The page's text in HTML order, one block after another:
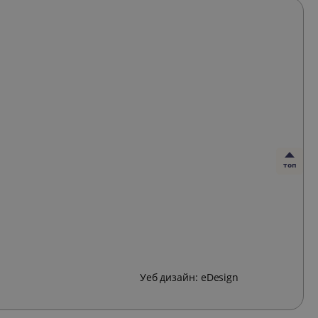
топ
Уеб дизайн: eDesign